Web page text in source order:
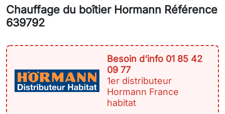
Chauffage du boîtier Hormann Référence
639792
Besoin d‘info 01 85 42
09 77
1er distributeur
Hormann France
habitat